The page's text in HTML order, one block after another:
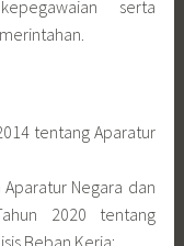
Beban Kerja;
Indonesia